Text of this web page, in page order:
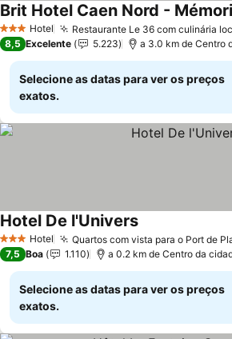
3 EstrelasHotel Restaurante Le 36 com culinária
Brit Hotel Caen Nord -
8,5 Excelente 5.223 a 3.0 km de Centro
Selecione as datas para ver os preços
exatos.
3 EstrelasHotel Quartos com vista para o Port de
Hotel De l'UniversVer preços
7,5 Boa 1.110 a 0.2 km de Centro da
Selecione as datas para ver os preços
exatos.